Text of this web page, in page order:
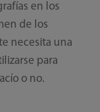
en los
de los
necesita una
para
o no.